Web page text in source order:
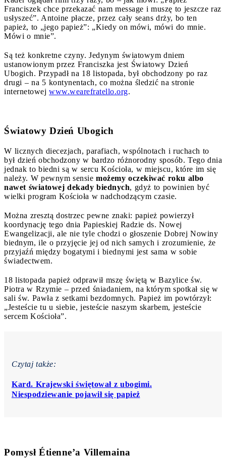
Franciszek chce przekazać nam message i muszę to jeszcze raz
usłyszeć”. Antoine płacze, przez cały seans drży, bo ten
papież, to „jego papież”: „Kiedy on mówi, mówi do mnie.
Mówi o mnie”.
Są też konkretne czyny. Jedynym światowym dniem
ustanowionym przez Franciszka jest Światowy Dzień
Ubogich. Przypadł na 18 listopada, był obchodzony po raz
drugi – na 5 kontynentach, co można śledzić na stronie
internetowej www.wearefratello.org.
Światowy Dzień Ubogich
W licznych diecezjach, parafiach, wspólnotach i ruchach to
był dzień obchodzony w bardzo różnorodny sposób. Tego dnia
jednak to biedni są w sercu Kościoła, w miejscu, które im się
należy. W pewnym sensie możemy oczekiwać roku albo
nawet światowej dekady biednych, gdyż to powinien być
wielki program Kościoła w nadchodzącym czasie.
Można zresztą dostrzec pewne znaki: papież powierzył
koordynację tego dnia Papieskiej Radzie ds. Nowej
Ewangelizacji, ale nie tyle chodzi o głoszenie Dobrej Nowiny
biednym, ile o przyjęcie jej od nich samych i zrozumienie, że
przyjaźń między bogatymi i biednymi jest sama w sobie
świadectwem.
18 listopada papież odprawił mszę świętą w Bazylice św.
Piotra w Rzymie – przed śniadaniem, na którym spotkał się w
sali św. Pawła z setkami bezdomnych. Papież im powtórzył:
„Jesteście tu u siebie, jesteście naszym skarbem, jesteście
sercem Kościoła”.
Czytaj także:
Kard. Krajewski świętował z ubogimi.
Niespodziewanie pojawił się papież
Pomysł Étienne’a Villemaina